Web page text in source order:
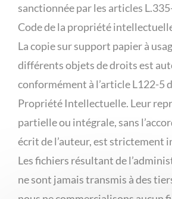
sanctionnée par les articles
Code de la propriété
La copie sur support papier à
différents objets de droits est
conformément à l’article L122-5
Propriété Intellectuelle. Leur
partielle ou intégrale, sans
écrit de l’auteur, est strictement
Les fichiers résultant de
ne sont jamais transmis à des